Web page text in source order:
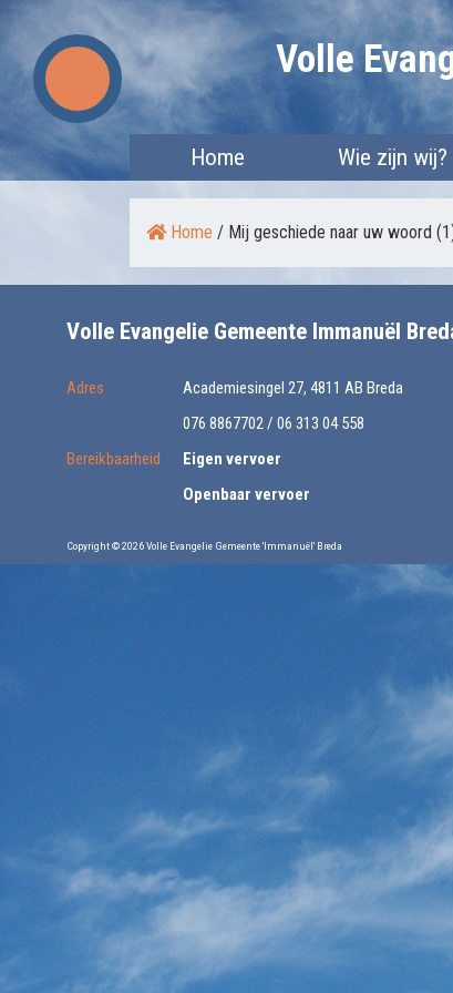
Skip
to
content
Volle
Home Wie zijn wij?
Home / Mij geschiede naar uw woord
Volle Evangelie Gemeente Immanuël
Adres
Academiesingel 27, 4811 AB Breda
076 8867702 / 06 313 04 558
Bereikbaarheid
Eigen vervoer
Openbaar vervoer
Copyright © 2026 Volle Evangelie Gemeente 'Immanuël' Breda